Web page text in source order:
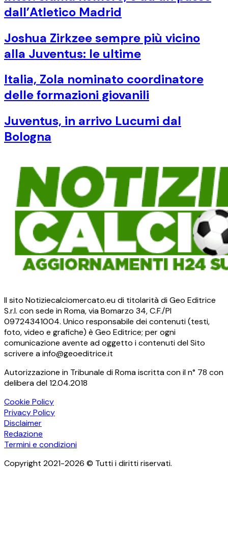
dall’Atletico Madrid
Joshua Zirkzee sempre più vicino
alla Juventus: le ultime
Italia, Zola nominato coordinatore
delle formazioni giovanili
Juventus, in arrivo Lucumi dal
Bologna
Il sito Notiziecalciomercato.eu di titolarità di Geo Editrice
S.r.l. con sede in Roma, via Bomarzo 34, C.F./PI
09724341004. Unico responsabile dei contenuti (testi,
foto, video e grafiche) è Geo Editrice; per ogni
comunicazione avente ad oggetto i contenuti del Sito
scrivere a info@geoeditrice.it
Autorizzazione in Tribunale di Roma iscritta con il n° 78 con
delibera del 12.04.2018
Cookie Policy
Privacy Policy
Disclaimer
Redazione
Termini e condizioni
Copyright 2021-2026 © Tutti i diritti riservati.